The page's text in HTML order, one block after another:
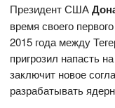
Президент США
время своего
2015 года между
пригрозил напасть
заключит новое
разрабатывать